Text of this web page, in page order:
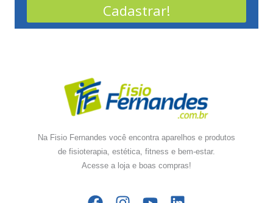
Cadastrar!
Na Fisio Fernandes você encontra aparelhos e produtos
de fisioterapia, estética, fitness e bem-estar.
Acesse a loja e boas compras!